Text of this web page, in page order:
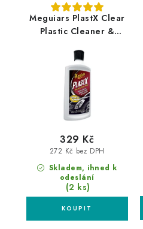
Meguiars PlastX Clear
Plastic Cleaner &
na čiré plasty
Skladem, ihned k
odeslání
(2 ks)
272 Kč bez DPH
329 Kč